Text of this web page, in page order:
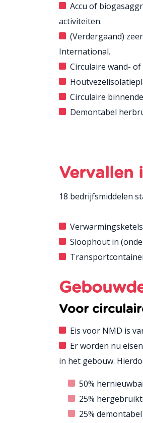
Accu of
activiteiten.
(Verdergaand)
International.
Circulaire wand-
Circulaire
Demontabel
Vervallen
18 bedrijfsmiddelen
Sloophout in
Voor
Eis voor NMD is
Er worden nu
in het gebouw.
50%
25%
25%